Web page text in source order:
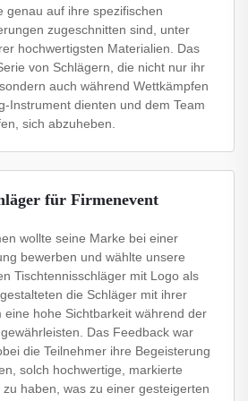
genau auf ihre spezifischen
zugeschnitten sind, unter
hochwertigsten Materialien. Das
von Schlägern, die nicht nur ihr
auch während Wettkämpfen
Instrument dienten und dem Team
sich abzuheben.
für Firmenevent
wollte seine Marke bei einer
bewerben und wählte unsere
Tischtennisschläger mit Logo als
die Schläger mit ihrer
eine hohe Sichtbarkeit während der
Das Feedback war
die Teilnehmer ihre Begeisterung
solch hochwertige, markierte
haben, was zu einer gesteigerten